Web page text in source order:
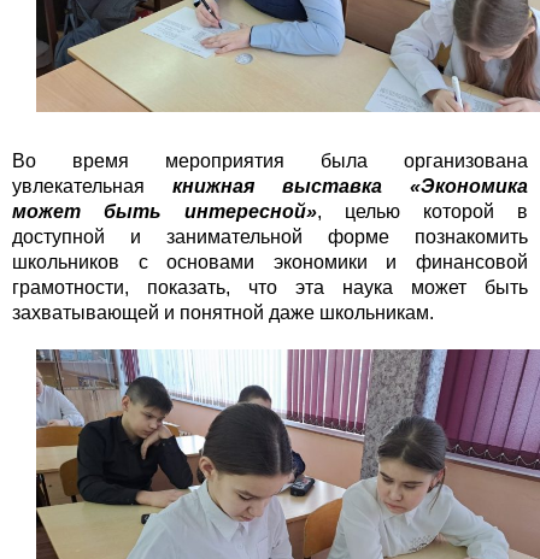
Во время мероприятия была организована
увлекательная книжная выставка «Экономика
может быть интересной», целью которой в
доступной и занимательной форме познакомить
школьников с основами экономики и финансовой
грамотности, показать, что эта наука может быть
захватывающей и понятной даже школьникам.